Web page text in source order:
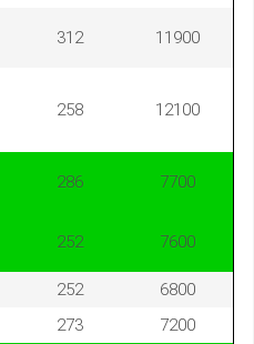
312 11900
258 12100
286 7700
252 7600
252
6800
273 7200